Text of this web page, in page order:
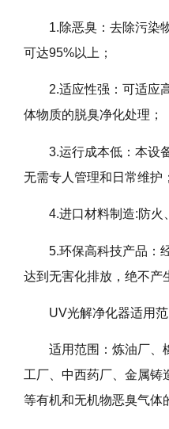
1.除恶臭：去除污染
可达95%以上；
2.适应性强：可适应
体物质的脱臭净化处理；
3.运行成本低：本设
无需专人管理和日常维护；
4.进口材料制造:防火
5.环保高科技产品：
达到无害化排放，绝不产
UV光解净化器适用范
适用范围：炼油厂、
工厂、中西药厂、金属铸
等有机和无机物恶臭气体